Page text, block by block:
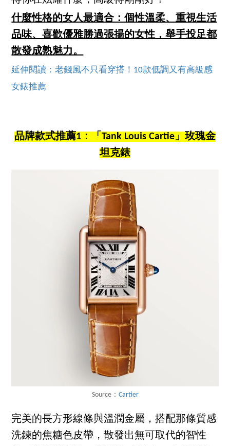
什麼性格的女人最適合：個性溫柔、重視生活
品味、喜歡優雅勝過張揚的女性，舉手投足都
散發成熟魅力。
延伸閱讀：老錢風不只看穿搭！10款低調又有高級感
女錶推薦
品牌款式推薦1：「Tank Louis Cartie」玫瑰金
坦克錶
Source： Cartier
完美的長方形線條與溫潤金屬，搭配那條質感
洗鍊的焦糖色皮帶，散發出無可取代的智性